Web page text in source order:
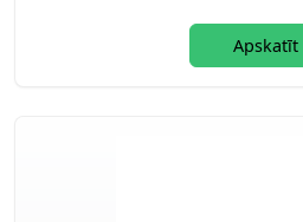
Apskatīt